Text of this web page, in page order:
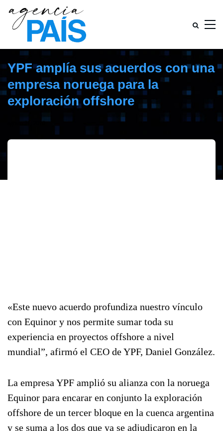
YPF amplía sus acuerdos con una
empresa noruega para la
exploración offshore
agosto 21, 2019
«Este nuevo acuerdo profundiza nuestro vínculo
con Equinor y nos permite sumar toda su
experiencia en proyectos offshore a nivel
mundial”, afirmó el CEO de YPF, Daniel González.
La empresa YPF amplió su alianza con la noruega
Equinor para encarar en conjunto la exploración
offshore de un tercer bloque en la cuenca argentina
y se suma a los dos que ya se adjudicaron en la